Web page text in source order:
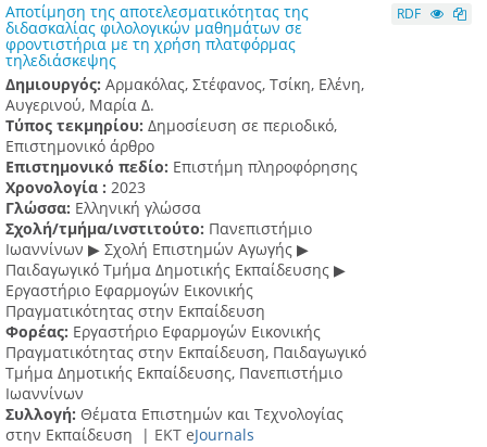
Αποτίμηση της αποτελεσματικότητας της
διδασκαλίας φιλολογικών μαθημάτων σε
φροντιστήρια με τη χρήση πλατφόρμας
τηλεδιάσκεψης
Δημιουργός: Αρμακόλας, Στέφανος, Τσίκη, Ελένη,
Αυγερινού, Μαρία Δ.
Τύπος τεκμηρίου: Δημοσίευση σε περιοδικό,
Επιστημονικό άρθρο
Επιστημονικό πεδίο: Επιστήμη πληροφόρησης
Χρονολογία : 2023
Γλώσσα: Ελληνική γλώσσα
Σχολή/τμήμα/ινστιτούτο: Πανεπιστήμιο
Ιωαννίνων ▶ Σχολή Επιστημών Αγωγής ▶
Παιδαγωγικό Τμήμα Δημοτικής Εκπαίδευσης ▶
Eργαστήριο Εφαρμογών Eικονικής
Πραγματικότητας στην Εκπαίδευση
Φορέας: Εργαστήριο Εφαρμογών Εικονικής
Πραγματικότητας στην Εκπαίδευση, Παιδαγωγικό
Τμήμα Δημοτικής Εκπαίδευσης, Πανεπιστήμιο
Ιωαννίνων
Συλλογή: Θέματα Επιστημών και Τεχνολογίας
στην Εκπαίδευση | ΕΚΤ eJournals
RDF